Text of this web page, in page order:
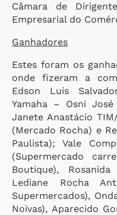
Câmara de
Empresarial do
Ganhadores
Estes foram os
onde fizeram a
Edson Luis
Yamaha – Osni
Janete Anastácio
(Mercado Rocha) e
Paulista); Vale
(Supermercado
Boutique),
Lediane Rocha
Supermercados),
Noivas), Aparecido